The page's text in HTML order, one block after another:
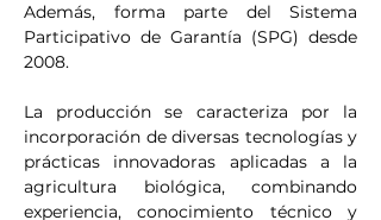
Además, forma parte del Sistema
Participativo de Garantía (SPG) desde
2008.
La producción se caracteriza por la
incorporación de diversas tecnologías y
prácticas innovadoras aplicadas a la
agricultura biológica, combinando
experiencia, conocimiento técnico y